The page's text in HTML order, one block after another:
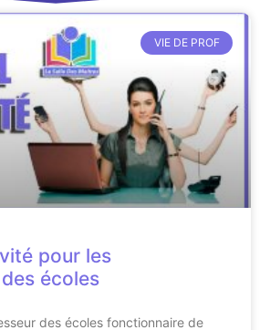
VIE DE PROF
pour les
écoles
des écoles fonctionnaire de